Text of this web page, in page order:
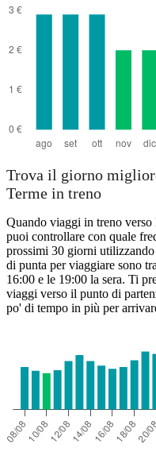
Trova il giorno
Terme in treno
Quando viaggi in treno
puoi controllare con quale
prossimi 30 giorni
di punta per viaggiare sono
16:00 e le 19:00 la sera. Ti
viaggi verso il punto di
po' di tempo in più per